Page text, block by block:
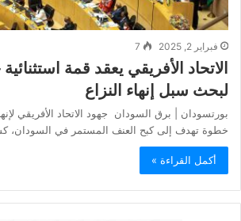
فبراير 2, 2025 7
الاتحاد الأفريقي يعقد قمة
لبحث سبل إنهاء النزاع
بورتسودان | برق السودان جهود الاتحاد الأفريقي
خطوة تهدف إلى كبح العنف المستمر في
أكمل القراءة »